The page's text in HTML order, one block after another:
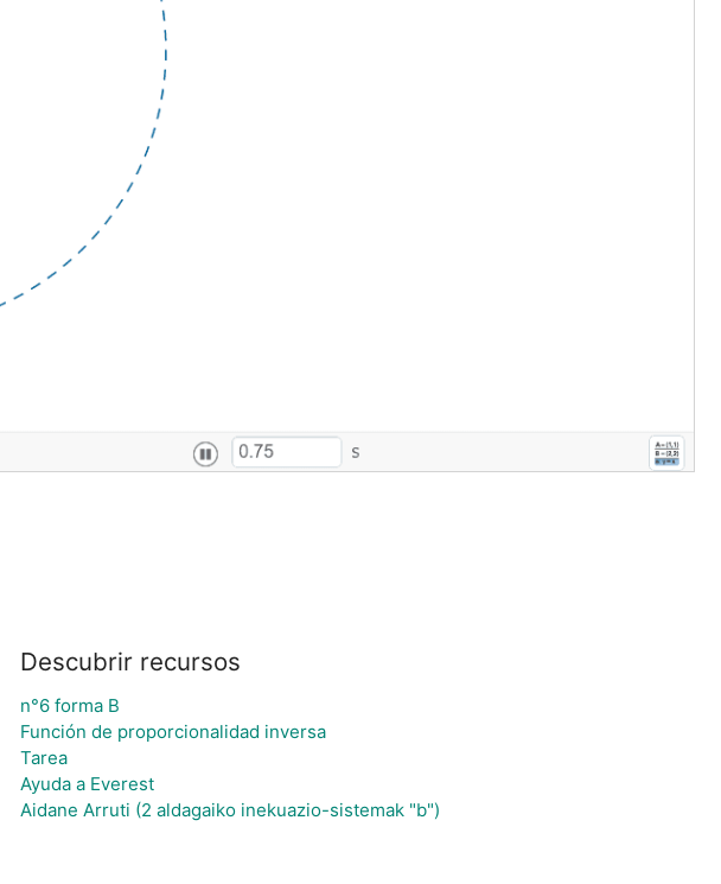
Descubrir recursos
n°6 forma B
Función de proporcionalidad inversa
Tarea
Ayuda a Everest
Aidane Arruti (2 aldagaiko inekuazio-sistemak "b")